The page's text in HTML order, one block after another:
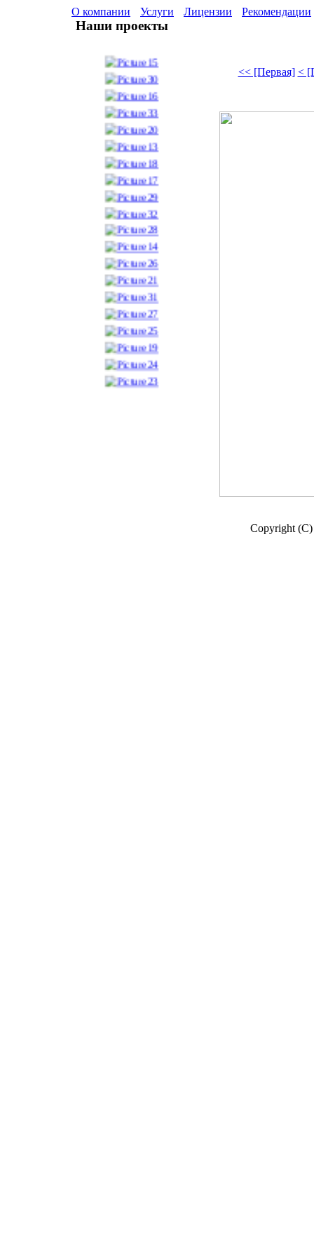
О компании Услуги Лицензии Рекомендации
Наши проекты
<< [Первая] <
Copyright